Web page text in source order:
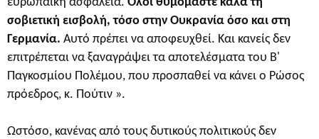
σοβιετική εισβολή, τόσο στην Ουκρανία όσο και στη
Γερμανία. Αυτό πρέπει να αποφευχθεί. Και κανείς δεν
επιτρέπεται να ξαναγράψει τα αποτελέσματα του Β'
Παγκοσμίου Πολέμου, που προσπαθεί να κάνει ο Ρώσος
πρόεδρος, κ. Πούτιν ».
Ωστόσο, κανένας από τους δυτικούς πολιτικούς δεν